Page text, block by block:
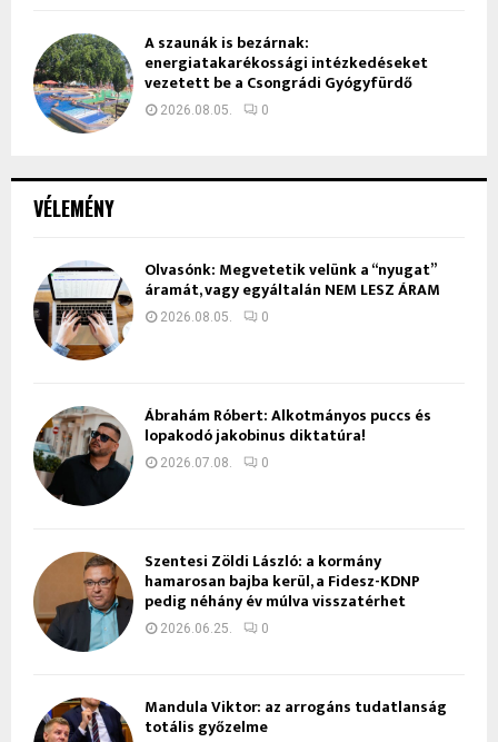
VÉLEMÉNY
Olvasónk: Megvetetik velünk a “nyugat”
áramát, vagy egyáltalán NEM LESZ ÁRAM
2026.08.05. 0
Ábrahám Róbert: Alkotmányos puccs és
lopakodó jakobinus diktatúra!
2026.07.08. 0
Szentesi Zöldi László: a kormány
hamarosan bajba kerül, a Fidesz-KDNP
pedig néhány év múlva visszatérhet
2026.06.25. 0
Mandula Viktor: az arrogáns tudatlanság
totális győzelme
A szaunák is bezárnak:
energiatakarékossági intézkedéseket
vezetett be a Csongrádi Gyógyfürdő
2026.08.05. 0